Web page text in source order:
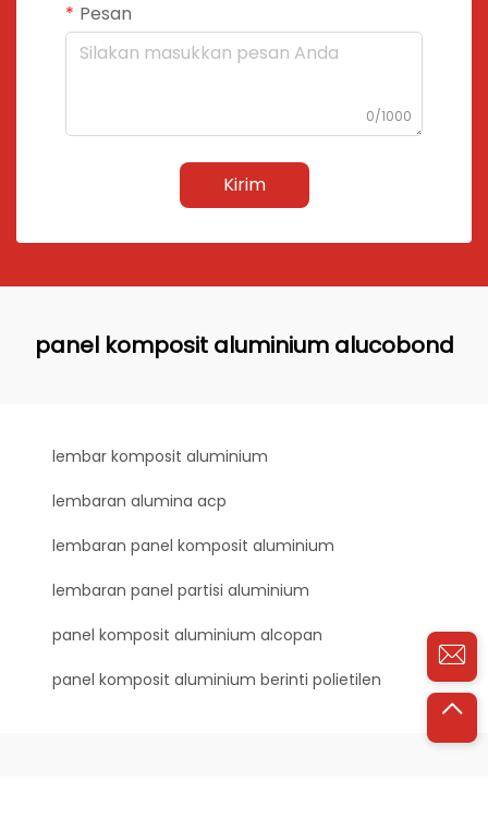
Pesan
0/1000
Kirim
panel komposit aluminium alucobond
lembar komposit aluminium
lembaran alumina acp
lembaran panel komposit aluminium
lembaran panel partisi aluminium
panel komposit aluminium alcopan
panel komposit aluminium berinti polietilen